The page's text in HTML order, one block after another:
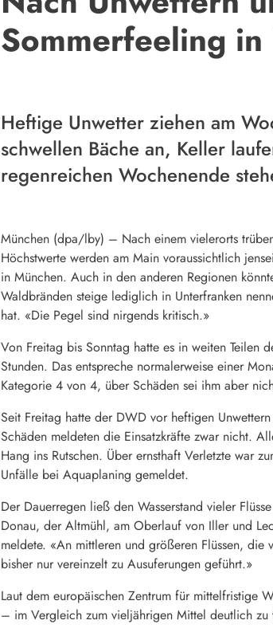
Sommerfeeling in
Heftige Unwetter ziehen am
schwellen Bäche an, Keller
regenreichen Wochenende
München (dpa/lby) – Nach einem vielerorts
Höchstwerte werden am Main voraussichtlich
in München. Auch in den anderen Regionen
Waldbränden steige lediglich in Unterfranken
hat. «Die Pegel sind nirgends kritisch.»
Von Freitag bis Sonntag hatte es in weiten
Stunden. Das entspreche normalerweise einer
Kategorie 4 von 4, über Schäden sei ihm aber
Seit Freitag hatte der DWD vor heftigen
Schäden meldeten die Einsatzkräfte zwar nicht.
Hang ins Rutschen. Über ernsthaft Verletzte war
Unfälle bei Aquaplaning gemeldet.
Der Dauerregen ließ den Wasserstand vieler
Donau, der Altmühl, am Oberlauf von Iller und
meldete. «An mittleren und größeren Flüssen, die
bisher nur vereinzelt zu Ausuferungen geführt.»
Laut dem europäischen Zentrum für mittelfristige
– im Vergleich zum vieljährigen Mittel deutlich